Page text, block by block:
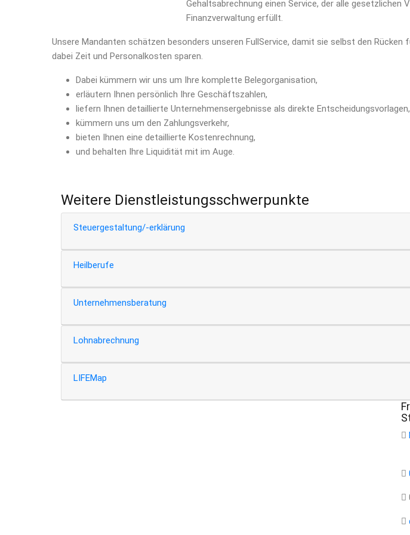
Gehaltsabrechnung einen Service, der alle gesetzlichen
Finanzverwaltung erfüllt.
Unsere Mandanten schätzen besonders unseren FullService, damit sie selbst den Rücken
dabei Zeit und Personalkosten sparen.
Dabei kümmern wir uns um Ihre komplette Belegorganisation,
erläutern Ihnen persönlich Ihre Geschäftszahlen,
liefern Ihnen detaillierte Unternehmensergebnisse als direkte Entscheidungsvorlagen,
kümmern uns um den Zahlungsverkehr,
bieten Ihnen eine detaillierte Kostenrechnung,
und behalten Ihre Liquidität mit im Auge.
Weitere Dienstleistungsschwerpunkte
Steuergestaltung/-erklärung
Heilberufe
Unternehmensberatung
Lohnabrechnung
LIFEMap